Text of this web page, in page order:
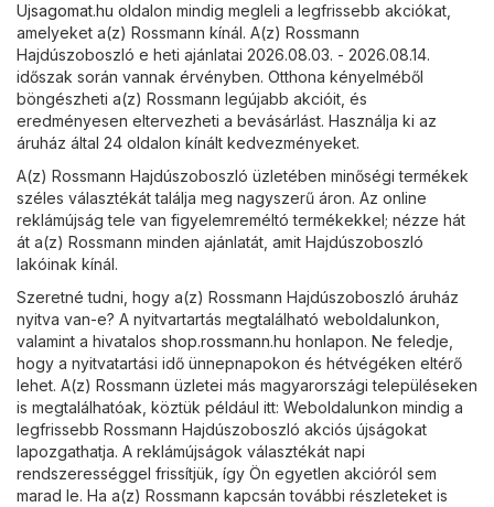
Ujsagomat.hu oldalon mindig megleli a legfrissebb akciókat,
amelyeket a(z) Rossmann kínál. A(z) Rossmann
Hajdúszoboszló e heti ajánlatai 2026.08.03. - 2026.08.14.
időszak során vannak érvényben. Otthona kényelméből
böngészheti a(z) Rossmann legújabb akcióit, és
eredményesen eltervezheti a bevásárlást. Használja ki az
áruház által 24 oldalon kínált kedvezményeket.
A(z) Rossmann Hajdúszoboszló üzletében minőségi termékek
széles választékát találja meg nagyszerű áron. Az online
reklámújság tele van figyelemreméltó termékekkel; nézze hát
át a(z) Rossmann minden ajánlatát, amit Hajdúszoboszló
lakóinak kínál.
Szeretné tudni, hogy a(z) Rossmann Hajdúszoboszló áruház
nyitva van-e? A nyitvartartás megtalálható weboldalunkon,
valamint a hivatalos shop.rossmann.hu honlapon. Ne feledje,
hogy a nyitvatartási idő ünnepnapokon és hétvégéken eltérő
lehet. A(z) Rossmann üzletei más magyarországi településeken
is megtalálhatóak, köztük például itt: Weboldalunkon mindig a
legfrissebb Rossmann Hajdúszoboszló akciós újságokat
lapozgathatja. A reklámújságok választékát napi
rendszerességgel frissítjük, így Ön egyetlen akcióról sem
marad le. Ha a(z) Rossmann kapcsán további részleteket is